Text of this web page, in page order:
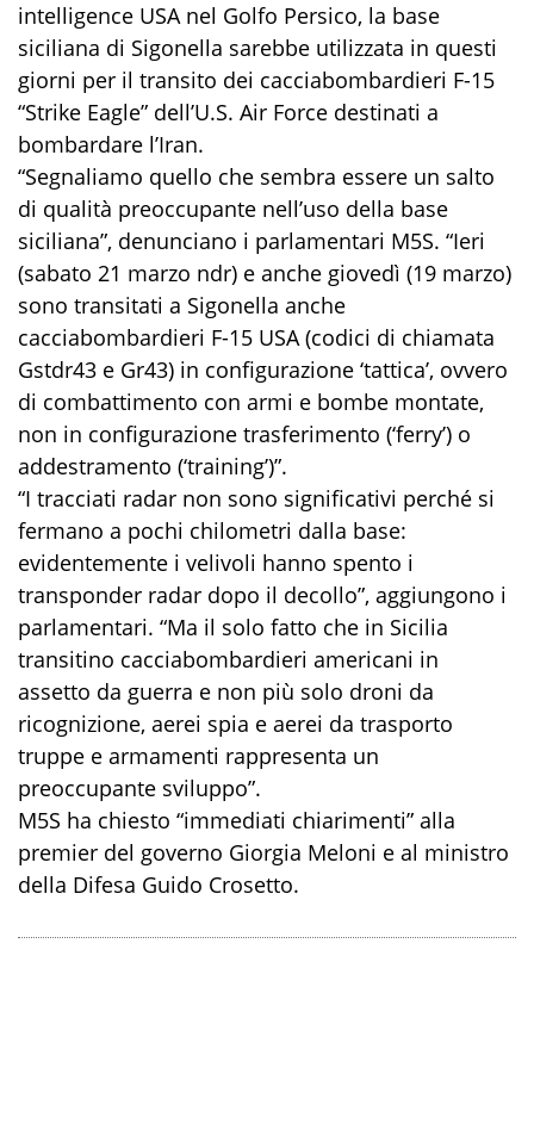
intelligence USA nel Golfo Persico, la base
siciliana di Sigonella sarebbe utilizzata in questi
giorni per il transito dei cacciabombardieri F-15
“Strike Eagle” dell’U.S. Air Force destinati a
bombardare l’Iran.
“Segnaliamo quello che sembra essere un salto
di qualità preoccupante nell’uso della base
siciliana”, denunciano i parlamentari M5S. “Ieri
(sabato 21 marzo ndr) e anche giovedì (19 marzo)
sono transitati a Sigonella anche
cacciabombardieri F-15 USA (codici di chiamata
Gstdr43 e Gr43) in configurazione ‘tattica’, ovvero
di combattimento con armi e bombe montate,
non in configurazione trasferimento (‘ferry’) o
addestramento (‘training’)”.
“I tracciati radar non sono significativi perché si
fermano a pochi chilometri dalla base:
evidentemente i velivoli hanno spento i
transponder radar dopo il decollo”, aggiungono i
parlamentari. “Ma il solo fatto che in Sicilia
transitino cacciabombardieri americani in
assetto da guerra e non più solo droni da
ricognizione, aerei spia e aerei da trasporto
truppe e armamenti rappresenta un
preoccupante sviluppo”.
M5S ha chiesto “immediati chiarimenti” alla
premier del governo Giorgia Meloni e al ministro
della Difesa Guido Crosetto.